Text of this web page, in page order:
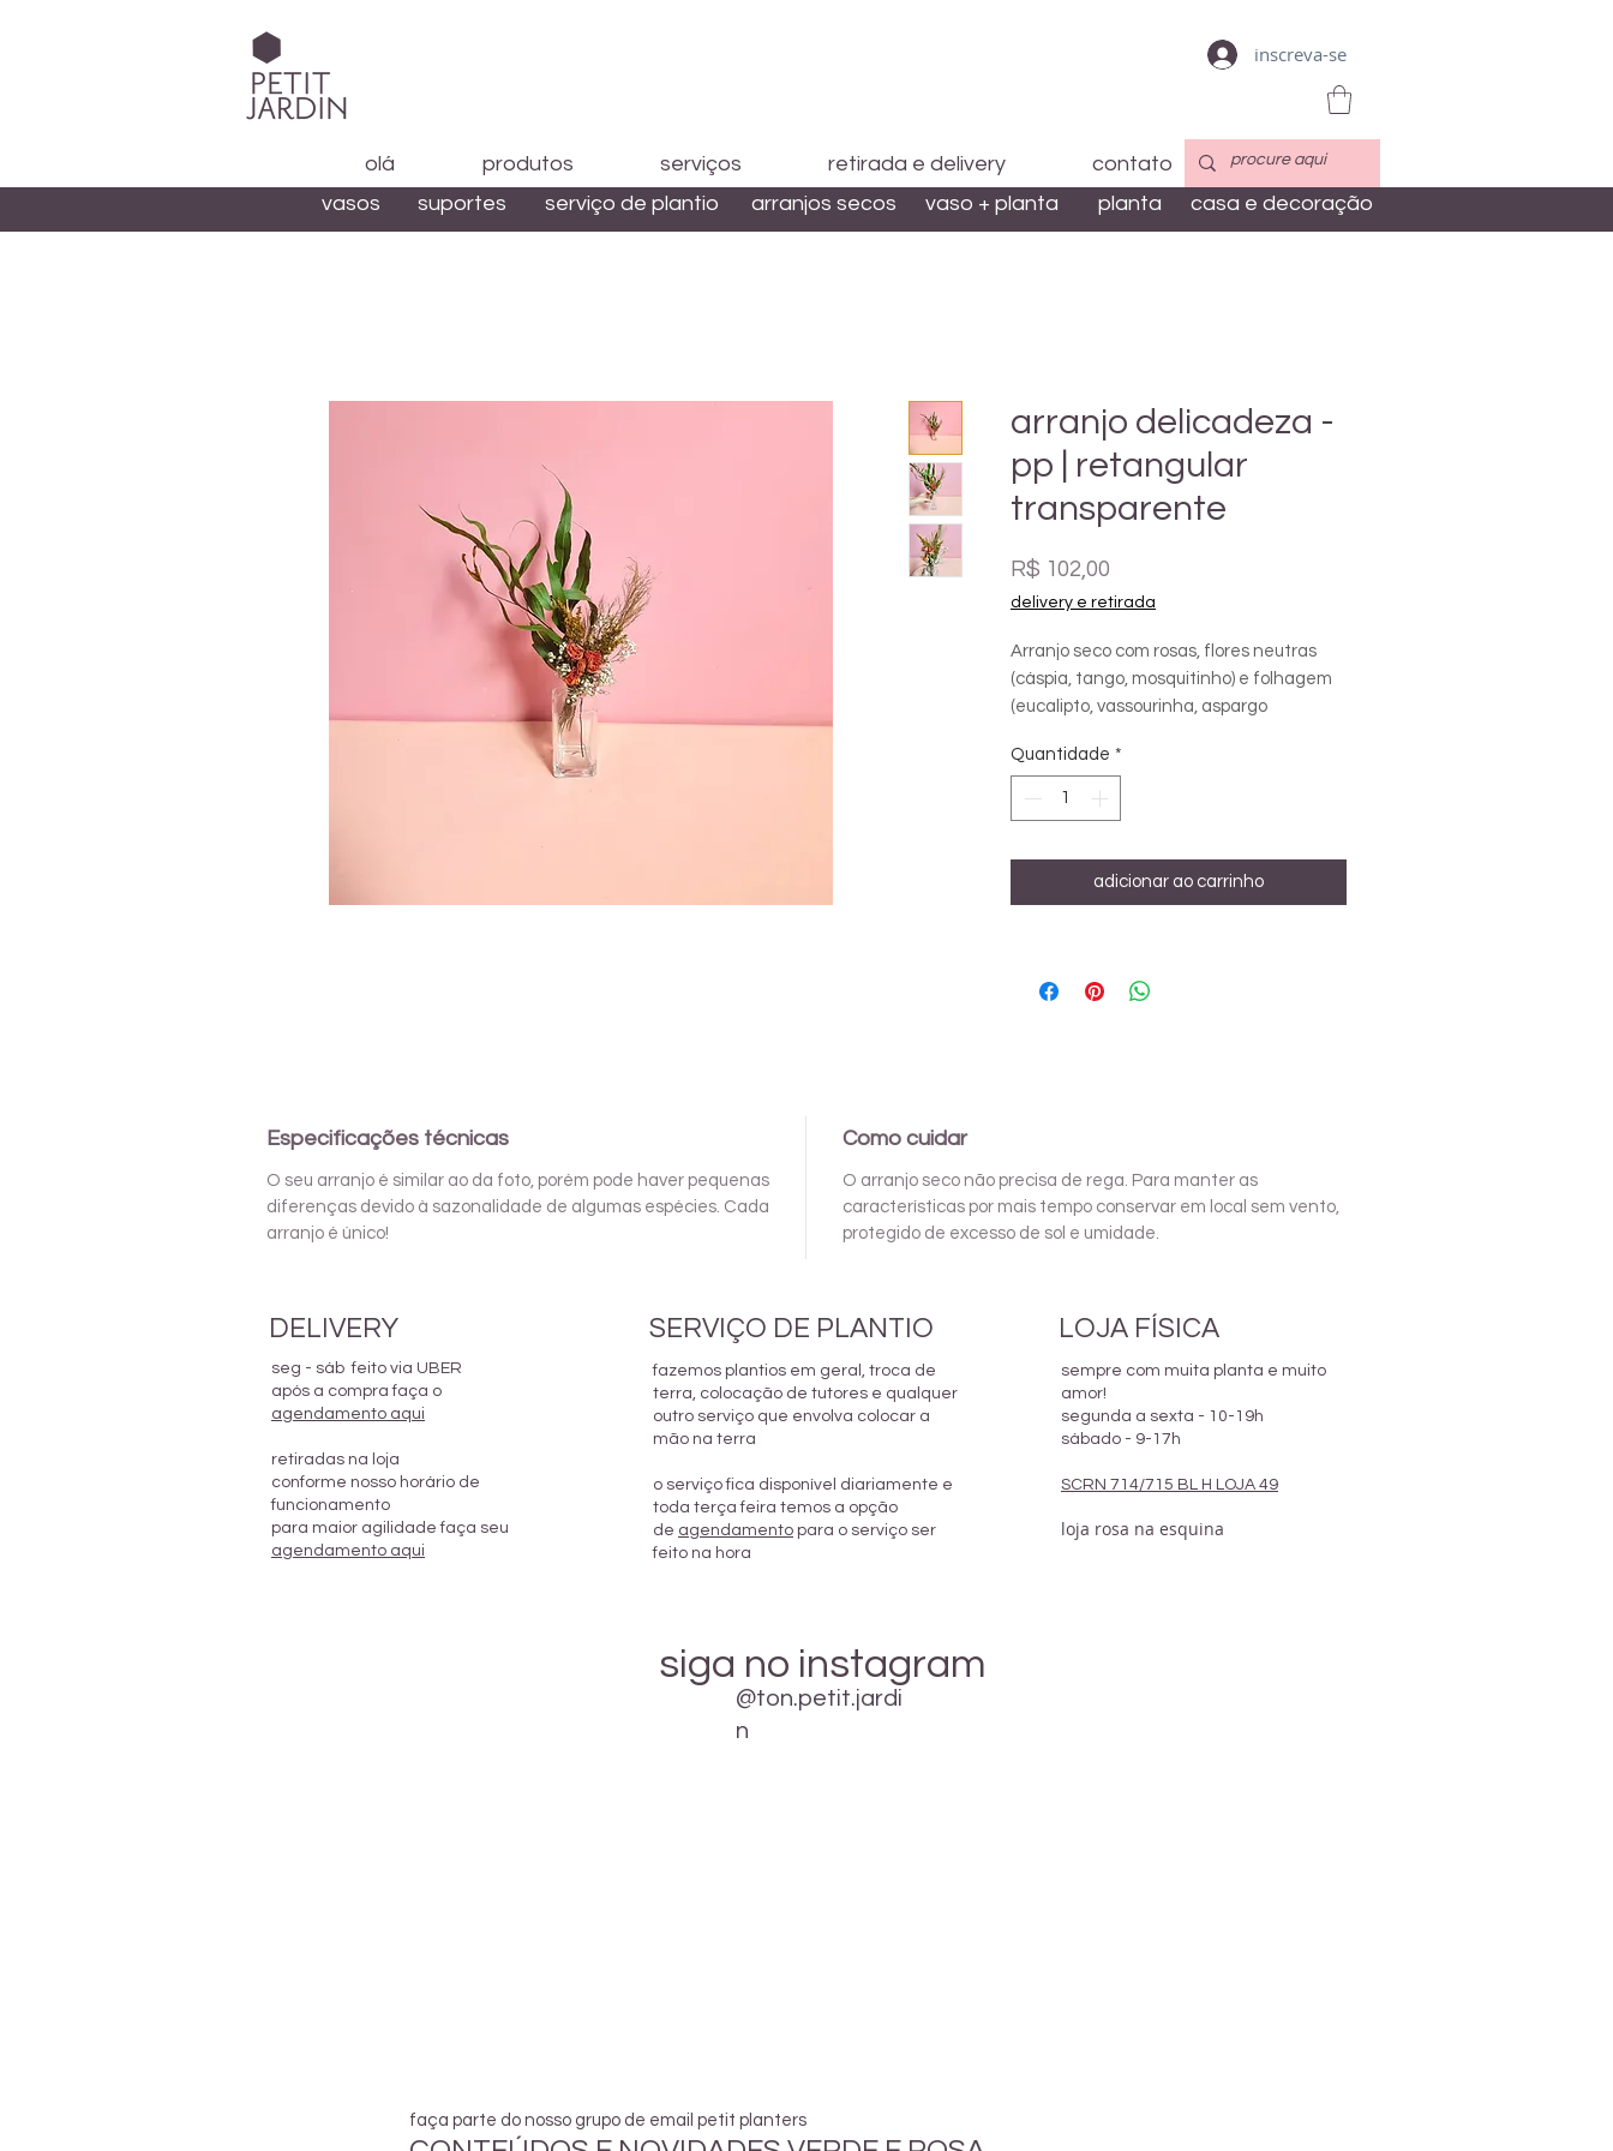
inscreva-se
olá produtos serviços retirada e delivery
contato
vasos
suportes serviço de plantio arranjos secos vaso + planta planta casa e decoração
arranjo delicadeza -
pp | retangular
transparente
R$ 102,00
delivery e retirada
Arranjo seco com rosas, flores neutras
(cáspia, tango, mosquitinho) e folhagem
(eucalipto, vassourinha, aspargo
Melhor opção para quem não tem tempo!
Ideal para ambientes como lavabos sem
Quantidade *
adicionar ao carrinho
Especificações técnicas
O seu arranjo é similar ao da foto, porém pode haver pequenas
diferenças devido à sazonalidade de algumas espécies. Cada
arranjo é único!
Como cuidar
O arranjo seco não precisa de rega. Para manter as
características por mais tempo conservar em local sem vento,
protegido de excesso de sol e umidade.
DELIVERY
seg - sáb feito via UBER
após a compra faça o
agendamento aqui
retiradas na loja
conforme nosso horário de
funcionamento
para maior agilidade faça seu
agendamento aqui
SERVIÇO DE PLANTIO
fazemos plantios em geral, troca de
terra, colocação de tutores e qualquer
outro serviço que envolva colocar a
mão na terra
o serviço fica disponível diariamente e
toda terça feira temos a opção
de agendamento para o serviço ser
feito na hora
LOJA FÍSICA
sempre com muita planta e muito
amor!
segunda a sexta - 10-19h
sábado - 9-17h
SCRN 714/715 BL H LOJA 49
loja rosa na esquina
siga no instagram
@ton.petit.jardi
n
faça parte do nosso grupo de email petit planters